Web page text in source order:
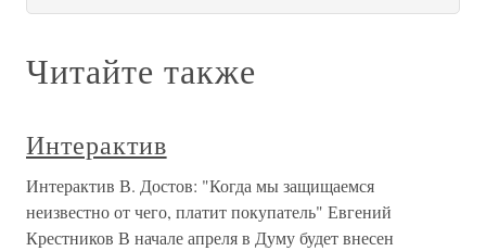
Читайте также
Интерактив
Интерактив В. Достов: "Когда мы защищаемся
неизвестно от чего, платит покупатель" Евгений
Крестников В начале апреля в Думу будет внесен